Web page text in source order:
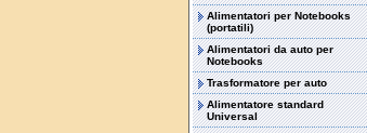
Alimentatori per Notebooks
(portatili)
Alimentatori da auto per
Notebooks
Trasformatore per auto
Alimentatore standard
Universal